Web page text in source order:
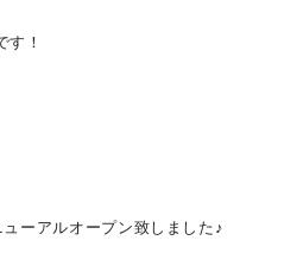
す！
ーアルオープン致しました♪